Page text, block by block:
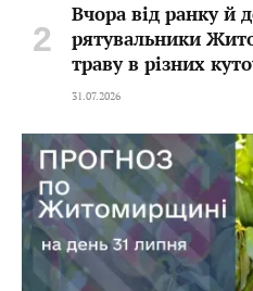
Вчора від ранку й
рятувальники
траву в різних
31.07.2026